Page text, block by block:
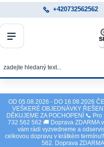
OD 05.08.2026 - DO 16.08.2026
VEŠKERÉ OBJEDNÁVKY
DĚKUJEME ZA POCHOPENÍ 📞
732 562 562 🚚 Doprava ZDARMA
vám rádi vyzvedneme a
celkovou dopravu v krátkém
562. Doprava
+420732562562